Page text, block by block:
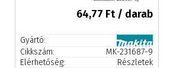
64,77 Ft / darab
Gyártó:
Cikkszám:
MK-231687-9
Elérhetőség:
Részletek